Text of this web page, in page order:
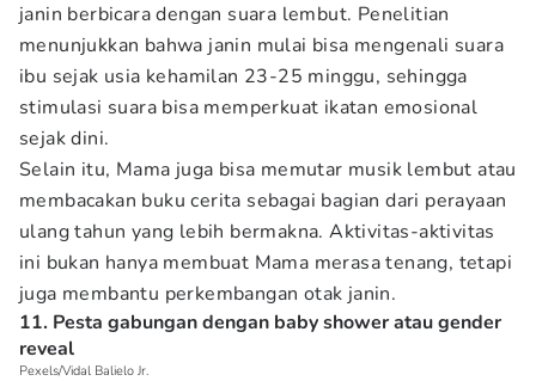
janin berbicara dengan suara lembut. Penelitian
menunjukkan bahwa janin mulai bisa mengenali suara
ibu sejak usia kehamilan 23-25 minggu, sehingga
stimulasi suara bisa memperkuat ikatan emosional
sejak dini.
Selain itu, Mama juga bisa memutar musik lembut atau
membacakan buku cerita sebagai bagian dari perayaan
ulang tahun yang lebih bermakna. Aktivitas-aktivitas
ini bukan hanya membuat Mama merasa tenang, tetapi
juga membantu perkembangan otak janin.
11. Pesta gabungan dengan baby shower atau gender
reveal
Pexels/Vidal Balielo Jr.